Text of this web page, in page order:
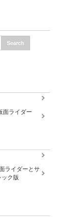
面ライダー
ライダーとサ
ク版